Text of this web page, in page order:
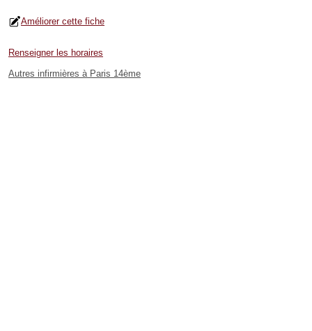
Améliorer cette fiche
Renseigner les horaires
Autres infirmières à Paris 14ème